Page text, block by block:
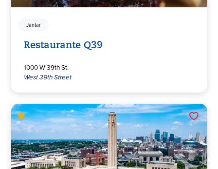
Jantar
Restaurante Q39
1000 W 39th St.
West 39th Street